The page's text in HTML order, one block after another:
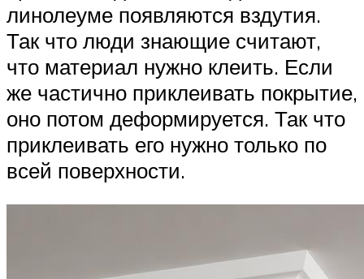
линолеуме появляются вздутия.
Так что люди знающие считают,
что материал нужно клеить. Если
же частично приклеивать покрытие,
оно потом деформируется. Так что
приклеивать его нужно только по
всей поверхности.